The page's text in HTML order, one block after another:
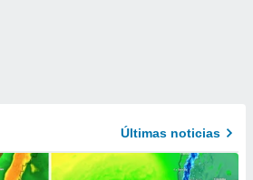
Últimas noticias